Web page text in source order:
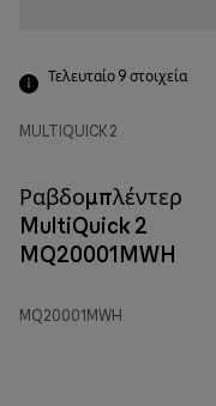
Τελευταίο 9 στοιχεία
MULTIQUICK 2
Ραβδομπλέντερ
MultiQuick 2
MQ20001MWH
MQ20001MWH